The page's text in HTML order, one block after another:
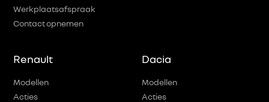
Werkplaatsafspraak
Contact opnemen
Renault
Modellen
Acties
Dacia
Modellen
Acties